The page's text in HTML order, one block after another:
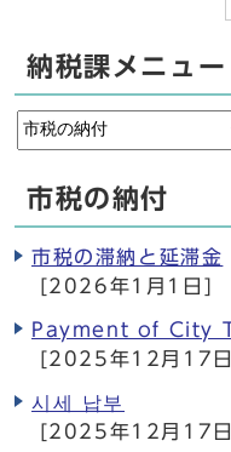
納税課メニュー
市税の納付
市税の滞納と延滞金
[2026年1月1日]
Payment of City
[2025年12月17
시세 납부
[2025年12月17